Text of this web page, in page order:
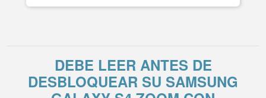
DEBE LEER ANTES DE
DESBLOQUEAR SU SAMSUNG